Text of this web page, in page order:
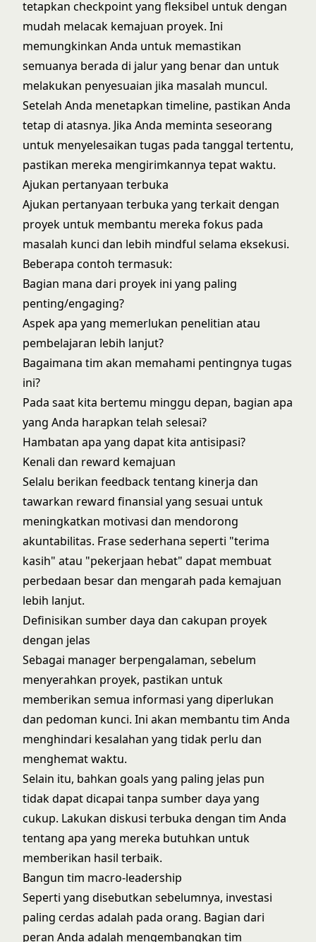
tetapkan checkpoint yang fleksibel untuk dengan
mudah melacak kemajuan proyek. Ini
memungkinkan Anda untuk memastikan
semuanya berada di jalur yang benar dan untuk
melakukan penyesuaian jika masalah muncul.
Setelah Anda menetapkan timeline, pastikan Anda
tetap di atasnya. Jika Anda meminta seseorang
untuk menyelesaikan tugas pada tanggal tertentu,
pastikan mereka mengirimkannya tepat waktu.
Ajukan pertanyaan terbuka
Ajukan pertanyaan terbuka yang terkait dengan
proyek untuk membantu mereka fokus pada
masalah kunci dan lebih mindful selama eksekusi.
Beberapa contoh termasuk:
Bagian mana dari proyek ini yang paling
penting/engaging?
Aspek apa yang memerlukan penelitian atau
pembelajaran lebih lanjut?
Bagaimana tim akan memahami pentingnya tugas
ini?
Pada saat kita bertemu minggu depan, bagian apa
yang Anda harapkan telah selesai?
Hambatan apa yang dapat kita antisipasi?
Kenali dan reward kemajuan
Selalu berikan feedback tentang kinerja dan
tawarkan reward finansial yang sesuai untuk
meningkatkan motivasi dan mendorong
akuntabilitas. Frase sederhana seperti "terima
kasih" atau "pekerjaan hebat" dapat membuat
perbedaan besar dan mengarah pada kemajuan
lebih lanjut.
Definisikan sumber daya dan cakupan proyek
dengan jelas
Sebagai manager berpengalaman, sebelum
menyerahkan proyek, pastikan untuk
memberikan semua informasi yang diperlukan
dan pedoman kunci. Ini akan membantu tim Anda
menghindari kesalahan yang tidak perlu dan
menghemat waktu.
Selain itu, bahkan goals yang paling jelas pun
tidak dapat dicapai tanpa sumber daya yang
cukup. Lakukan diskusi terbuka dengan tim Anda
tentang apa yang mereka butuhkan untuk
memberikan hasil terbaik.
Bangun tim macro-leadership
Seperti yang disebutkan sebelumnya, investasi
paling cerdas adalah pada orang. Bagian dari
peran Anda adalah mengembangkan tim